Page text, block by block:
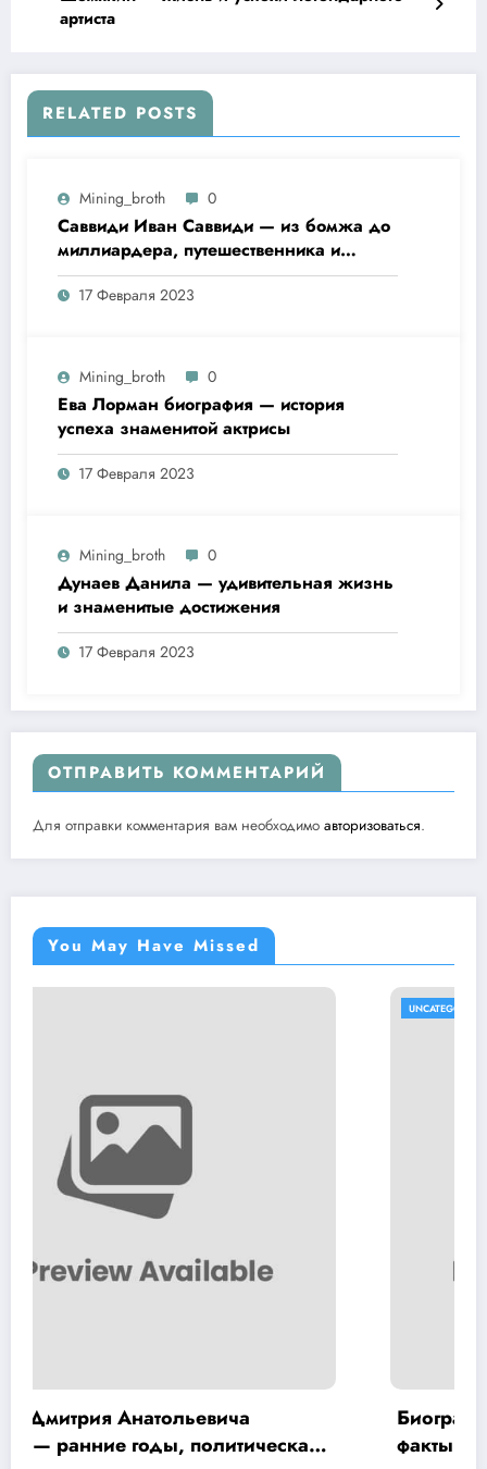
артиста
RELATED POSTS
Mining_broth 0
Саввиди Иван Саввиди — из бомжа до
миллиардера, путешественника и
футбольного президента —
удивительная биография
17 Февраля 2023
Mining_broth 0
Ева Лорман биография — история
успеха знаменитой актрисы
17 Февраля 2023
Mining_broth 0
Дунаев Данила — удивительная жизнь
и знаменитые достижения
17 Февраля 2023
ОТПРАВИТЬ КОММЕНТАРИЙ
Для отправки комментария вам необходимо авторизоваться.
You May Have Missed
Биография Хой Юрий — интересные
факты и достижения на Википедии